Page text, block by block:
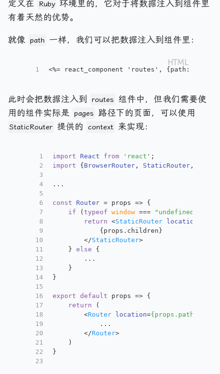
定义在 Ruby 环境里的，它对于将数据注入到组件里
有着天然的优势。
就像 path 一样，我们可以把数据注入到组件里：
1 <%= react_component 'routes', {path:
此时会把数据注入到 routes
组件中，但我们需要使
用的组件实际是 pages 路径下的页面，可以使用
StaticRouter 提供的 context 来实现：
1
2
3
4
5
6
7
8
9
10
11
12
13
14
15
16
17
18
19
20
21
22
23
import React from 'react' ;
import { BrowserRouter , StaticRouter ,
...
const Router = props => {
if (typeof window === "undefined"
return
<StaticRouter location
            {props.children}
</StaticRouter>
    }
else {
        ...
    }
}
export default props => {
return (
<Router location={props.path}
            ...
</Router>
    )
}